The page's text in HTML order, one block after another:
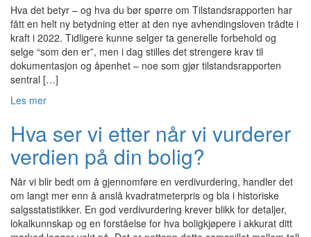
Hva det betyr – og hva du bør spørre om Tilstandsrapporten har
fått en helt ny betydning etter at den nye avhendingsloven trådte i
kraft i 2022. Tidligere kunne selger ta generelle forbehold og
selge “som den er”, men i dag stilles det strengere krav til
dokumentasjon og åpenhet – noe som gjør tilstandsrapporten
sentral […]
Les mer
Hva ser vi etter når vi vurderer
verdien på din bolig?
Når vi blir bedt om å gjennomføre en verdivurdering, handler det
om langt mer enn å anslå kvadratmeterpris og bla i historiske
salgsstatistikker. En god verdivurdering krever blikk for detaljer,
lokalkunnskap og en forståelse for hva boligkjøpere i akkurat ditt